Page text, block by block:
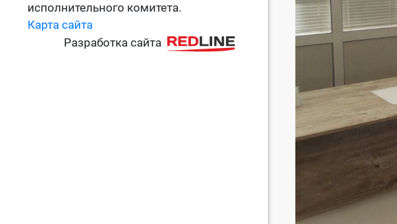
исполнительного комитета.
Карта сайта
Разработка сайта